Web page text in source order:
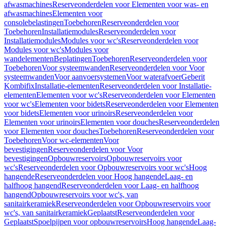
afwasmachinesReserveonderdelen voor Elementen voor was- en
afwasmachinesElementen voor
consolebelastingenToebehorenReserveonderdelen voor
ToebehorenInstallatiemodulesReserveonderdelen voor
InstallatiemodulesModules voor wc'sReserveonderdelen voor
Modules voor wc'sModules voor
wandelementenBeplatingenToebehorenReserveonderdelen voor
ToebehorenVoor systeemwandenReserveonderdelen voor Voor
systeemwandenVoor aanvoersystemenVoor waterafvoerGeberit
KombifixInstallatie-elementenReserveonderdelen voor Installatie-
elementenElementen voor wc'sReserveonderdelen voor Elementen
voor wc'sElementen voor bidetsReserveonderdelen voor Elementen
voor bidetsElementen voor urinoirsReserveonderdelen voor
Elementen voor urinoirsElementen voor douchesReserveonderdelen
voor Elementen voor douchesToebehorenReserveonderdelen voor
ToebehorenVoor wc-elementenVoor
bevestigingenReserveonderdelen voor Voor
bevestigingenOpbouwreservoirsOpbouwreservoirs voor
wc'sReserveonderdelen voor Opbouwreservoirs voor wc'sHoog
hangendeReserveonderdelen voor Hoog hangendeLaag- en
halfhoog hangendReserveonderdelen voor Laag- en halfhoog
hangendOpbouwreservoirs voor wc's, van
sanitairkeramiekReserveonderdelen voor Opbouwreservoirs voor
wc's, van sanitairkeramiekGeplaatstReserveonderdelen voor
GeplaatstSpoelpijpen voor opbouwreservoirsHoog hangendeLaag-